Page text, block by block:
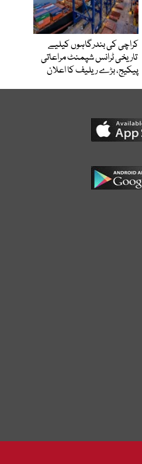
کراچی کی بندرگاہوں کیلیے
تاریخی ٹرانس شپمنٹ مراعاتی
پیکیج، بڑے ریلیف کا اعلان